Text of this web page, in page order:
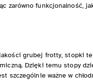
zarówno funkcjonalność,
grubej frotty, stopki
Dzięki temu stopy
szczególnie ważne w